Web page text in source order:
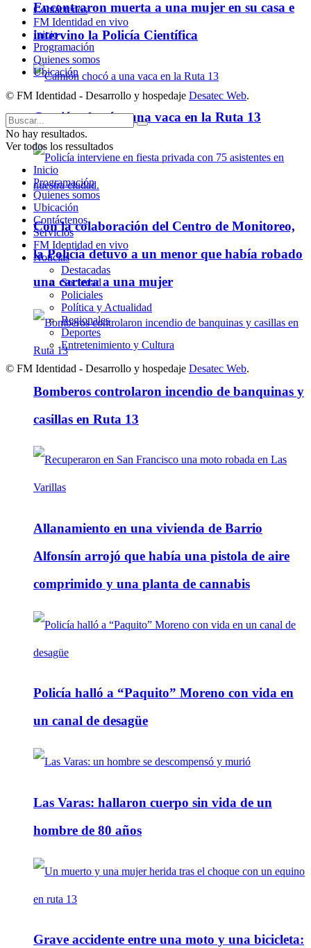
Encontraron muerta a una mujer en su casa e
intervino la Policía Científica
Camión chocó a una vaca en la Ruta 13
Con la colaboración del Centro de Monitoreo,
la Policía detuvo a un menor que había robado
una cartera a una mujer
Bomberos controlaron incendio de banquinas y
casillas en Ruta 13
Allanamiento en una vivienda de Barrio
Alfonsín arrojó que había una pistola de aire
comprimido y una planta de cannabis
Policía halló a “Paquito” Moreno con vida en
un canal de desagüe
Las Varas: hallaron cuerpo sin vida de un
hombre de 80 años
Grave accidente entre una moto y una bicicleta:
Contáctenos
FM Identidad en vivo
Inicio
Programación
Quienes somos
Ubicación
© FM Identidad - Desarrollo y hospedaje Desatec Web.
No hay resultados.
Ver todos los ressultados
Inicio
Programación
Quienes somos
Ubicación
Contáctenos
Servicios
FM Identidad en vivo
Noticias
Destacadas
Sociedad
Policiales
Política y Actualidad
Regionales
Deportes
Entretenimiento y Cultura
© FM Identidad - Desarrollo y hospedaje Desatec Web.